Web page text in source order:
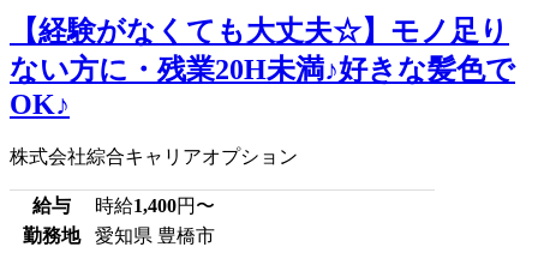
【経験がなくても大丈夫☆】モノ足り
ない方に・残業20H未満♪好きな髪色で
OK♪
株式会社綜合キャリアオプション
給与 時給1,400円〜
勤務地
愛知県 豊橋市